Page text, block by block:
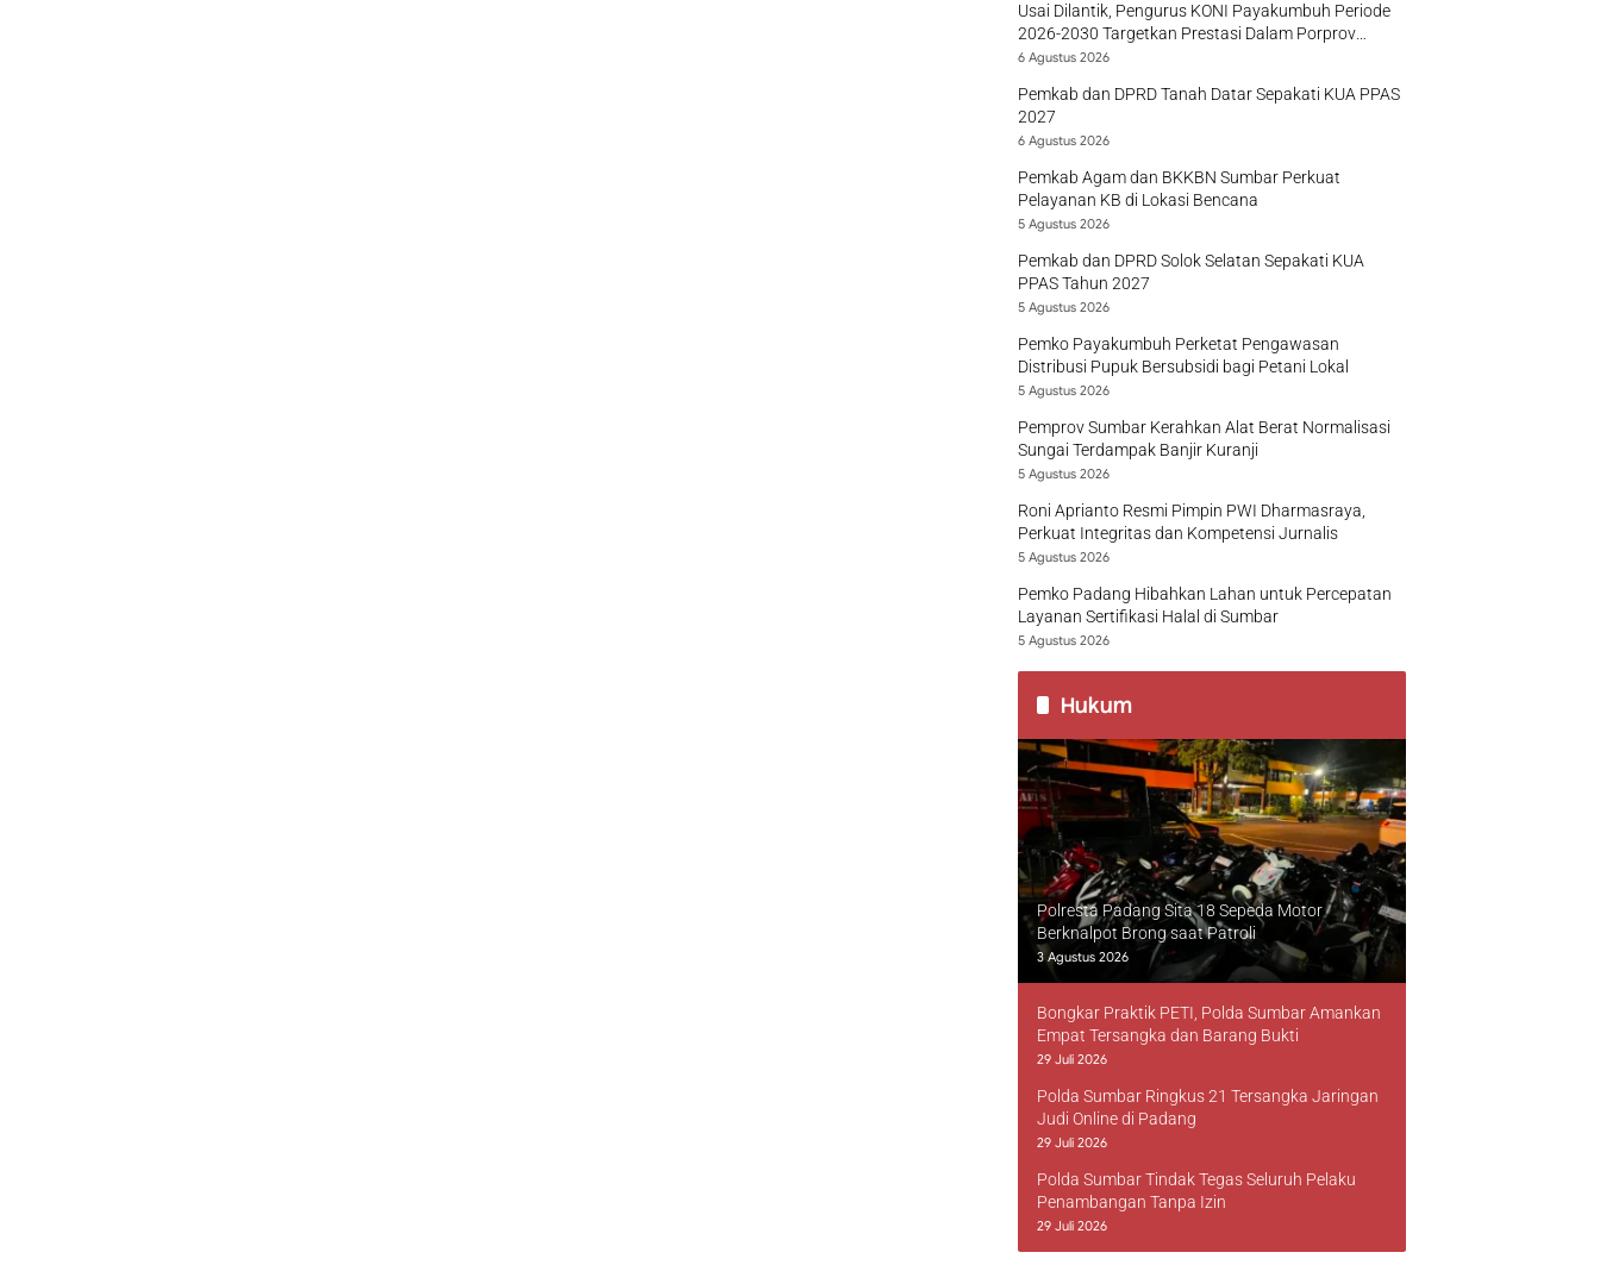
Usai Dilantik, Pengurus KONI Payakumbuh Periode
2026-2030 Targetkan Prestasi Dalam Porprov
Sumbar
6 Agustus 2026
Pemkab dan DPRD Tanah Datar Sepakati KUA PPAS
2027
6 Agustus 2026
Pemkab Agam dan BKKBN Sumbar Perkuat
Pelayanan KB di Lokasi Bencana
5 Agustus 2026
Pemkab dan DPRD Solok Selatan Sepakati KUA
PPAS Tahun 2027
5 Agustus 2026
Pemko Payakumbuh Perketat Pengawasan
Distribusi Pupuk Bersubsidi bagi Petani Lokal
5 Agustus 2026
Pemprov Sumbar Kerahkan Alat Berat Normalisasi
Sungai Terdampak Banjir Kuranji
5 Agustus 2026
Roni Aprianto Resmi Pimpin PWI Dharmasraya,
Perkuat Integritas dan Kompetensi Jurnalis
5 Agustus 2026
Pemko Padang Hibahkan Lahan untuk Percepatan
Layanan Sertifikasi Halal di Sumbar
5 Agustus 2026
Hukum
Polresta Padang Sita 18 Sepeda Motor
Berknalpot Brong saat Patroli
3 Agustus 2026
Bongkar Praktik PETI, Polda Sumbar Amankan
Empat Tersangka dan Barang Bukti
29 Juli 2026
Polda Sumbar Ringkus 21 Tersangka Jaringan
Judi Online di Padang
29 Juli 2026
Polda Sumbar Tindak Tegas Seluruh Pelaku
Penambangan Tanpa Izin
29 Juli 2026